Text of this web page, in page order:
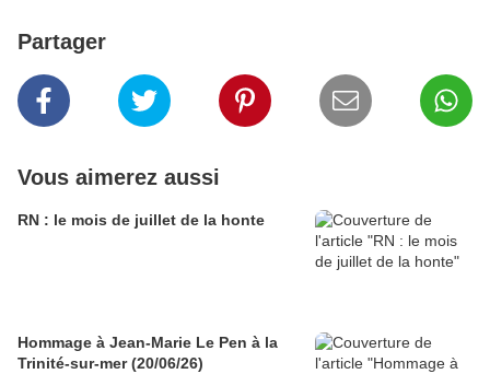
Partager
Vous aimerez aussi
RN : le mois de juillet de la honte
Hommage à Jean-Marie Le Pen à la
Trinité-sur-mer (20/06/26)